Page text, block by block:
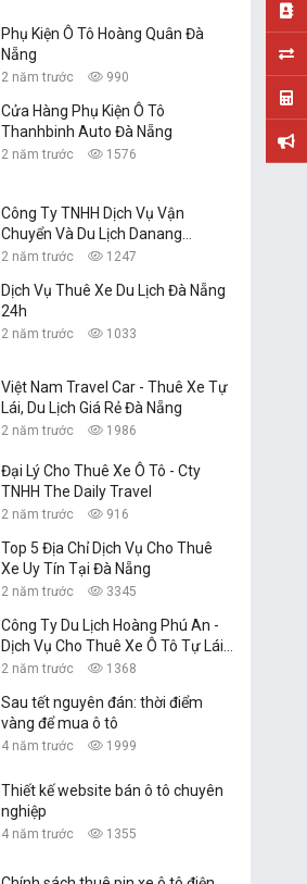
Phụ Kiện Ô Tô Hoàng Quân Đà
Nẵng
2 năm trước 990
Cửa Hàng Phụ Kiện Ô Tô
Thanhbinh Auto Đà Nẵng
2 năm trước 1576
Công Ty TNHH Dịch Vụ Vận
Chuyển Và Du Lịch Danang
Transfer
2 năm trước 1247
Dịch Vụ Thuê Xe Du Lịch Đà Nẵng
24h
2 năm trước 1033
Việt Nam Travel Car - Thuê Xe Tự
Lái, Du Lịch Giá Rẻ Đà Nẵng
2 năm trước 1986
Đại Lý Cho Thuê Xe Ô Tô - Cty
TNHH The Daily Travel
2 năm trước 916
Top 5 Địa Chỉ Dịch Vụ Cho Thuê
Xe Uy Tín Tại Đà Nẵng
2 năm trước 3345
Công Ty Du Lịch Hoàng Phú An -
Dịch Vụ Cho Thuê Xe Ô Tô Tự Lái,
Xe Du Lịch Đà Nẵng
2 năm trước 1368
Sau tết nguyên đán: thời điểm
vàng để mua ô tô
4 năm trước 1999
Thiết kế website bán ô tô chuyên
nghiệp
4 năm trước 1355